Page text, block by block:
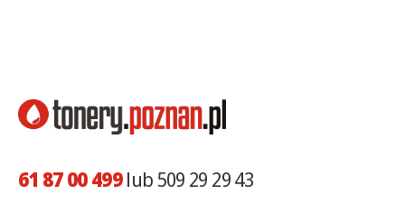
61 87 00 499lub 509 29 29 43